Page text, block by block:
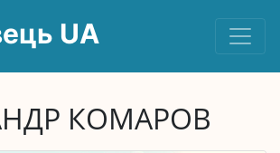
UA
КОМАРОВ